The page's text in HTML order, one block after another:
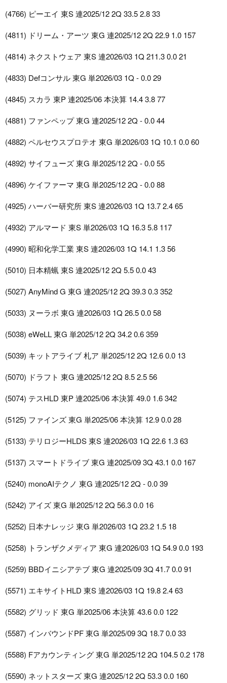
(4766) ピーエイ 東S 連2025/12 2Q 33.5 2.8 33
(4811) ドリーム・アーツ 東G 連2025/12 2Q 22.9 1.0 157
(4814) ネクストウェア 東S 連2026/03 1Q 211.3 0.0 21
(4833) Defコンサル 東G 単2026/03 1Q - 0.0 29
(4845) スカラ 東P 連2025/06 本決算 14.4 3.8 77
(4881) ファンペップ 東G 連2025/12 2Q - 0.0 44
(4882) ペルセウスプロテオ 東G 単2026/03 1Q 10.1 0.0 60
(4892) サイフューズ 東G 単2025/12 2Q - 0.0 55
(4896) ケイファーマ 東G 単2025/12 2Q - 0.0 88
(4925) ハーバー研究所 東S 連2026/03 1Q 13.7 2.4 65
(4932) アルマード 東S 単2026/03 1Q 16.3 5.8 117
(4990) 昭和化学工業 東S 連2026/03 1Q 14.1 1.3 56
(5010) 日本精蝋 東S 連2025/12 2Q 5.5 0.0 43
(5027) AnyMind G 東G 連2025/12 2Q 39.3 0.3 352
(5033) ヌーラボ 東G 連2026/03 1Q 26.5 0.0 58
(5038) eWeLL 東G 単2025/12 2Q 34.2 0.6 359
(5039) キットアライブ 札ア 単2025/12 2Q 12.6 0.0 13
(5070) ドラフト 東G 連2025/12 2Q 8.5 2.5 56
(5074) テスHLD 東P 連2025/06 本決算 49.0 1.6 342
(5125) ファインズ 東G 単2025/06 本決算 12.9 0.0 28
(5133) テリロジーHLDS 東S 連2026/03 1Q 22.6 1.3 63
(5137) スマートドライブ 東G 連2025/09 3Q 43.1 0.0 167
(5240) monoAIテクノ 東G 連2025/12 2Q - 0.0 39
(5242) アイズ 東G 単2025/12 2Q 56.3 0.0 16
(5252) 日本ナレッジ 東G 単2026/03 1Q 23.2 1.5 18
(5258) トランザクメディア 東G 連2026/03 1Q 54.9 0.0 193
(5259) BBDイニシアテブ 東G 連2025/09 3Q 41.7 0.0 91
(5571) エキサイトHLD 東S 連2026/03 1Q 19.8 2.4 63
(5582) グリッド 東G 単2025/06 本決算 43.6 0.0 122
(5587) インバウンドPF 東G 単2025/09 3Q 18.7 0.0 33
(5588) Fアカウンティング 東G 単2025/12 2Q 104.5 0.2 178
(5590) ネットスターズ 東G 連2025/12 2Q 53.3 0.0 160